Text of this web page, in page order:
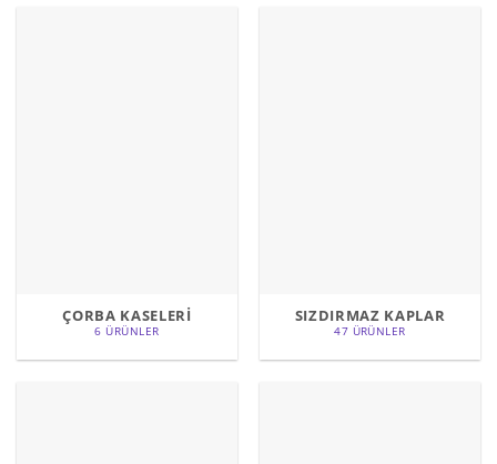
ÇORBA KASELERİ
6 ÜRÜNLER
SIZDIRMAZ KAPLAR
47 ÜRÜNLER